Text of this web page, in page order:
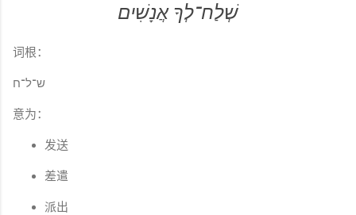
שְׁלַח־לְךָ אֲנָשִׁים
词根：
ש־ל־ח
意为：
发送
差遣
派出